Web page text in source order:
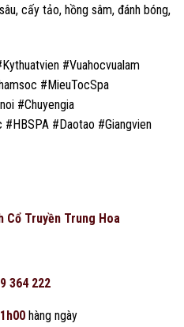
cấy tảo, hồng sâm, đánh bóng,
#Vuahocvualam
#MieuTocSpa
#Chuyengia
#Daotao #Giangvien
Cổ Truyền Trung Hoa
364 222
hàng ngày